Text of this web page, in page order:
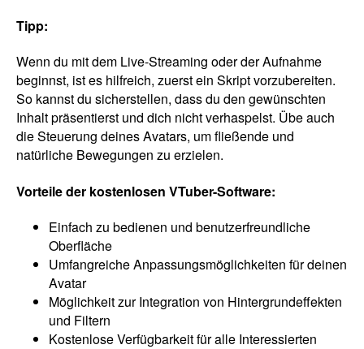
Tipp:
Wenn du mit dem Live-Streaming oder der Aufnahme
beginnst, ist es hilfreich, zuerst ein Skript vorzubereiten.
So kannst du sicherstellen, dass du den gewünschten
Inhalt präsentierst und dich nicht verhaspelst. Übe auch
die Steuerung deines Avatars, um fließende und
natürliche Bewegungen zu erzielen.
Vorteile der kostenlosen VTuber-Software:
Einfach zu bedienen und benutzerfreundliche
Oberfläche
Umfangreiche Anpassungsmöglichkeiten für deinen
Avatar
Möglichkeit zur Integration von Hintergrundeffekten
und Filtern
Kostenlose Verfügbarkeit für alle Interessierten